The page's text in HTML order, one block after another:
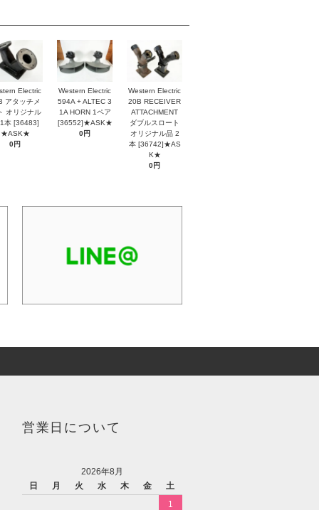
Electric
アタッチメ
オリジナル
本 [36483]
★ASK★
0円
Western Electric
594A + ALTEC 3
1A HORN 1ペア
[36552]★ASK★
0円
Western Electric
20B RECEIVER
ATTACHMENT
ダブルスロート
オリジナル品 2
本 [36742]★AS
K★
0円
営業日について
2026年8月
日
月 火 水 木 金
土
1